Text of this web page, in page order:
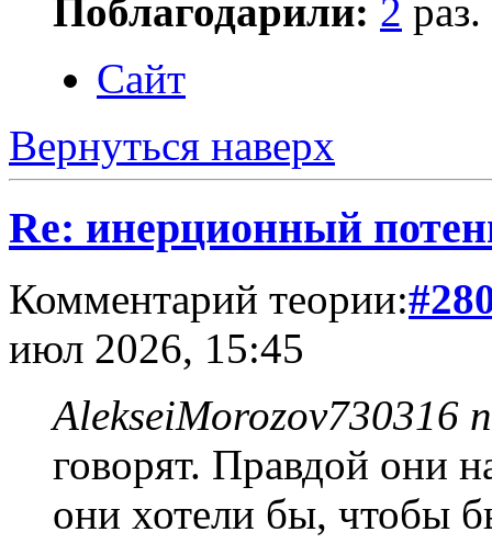
Поблагодарили: 2 раз.
Сайт
Вернуться наверх
Re: инерционный
Комментарий теории:
июл 2026, 15:45
AlekseiMorozov730316
говорят. Правдой они
они хотели бы, чтобы